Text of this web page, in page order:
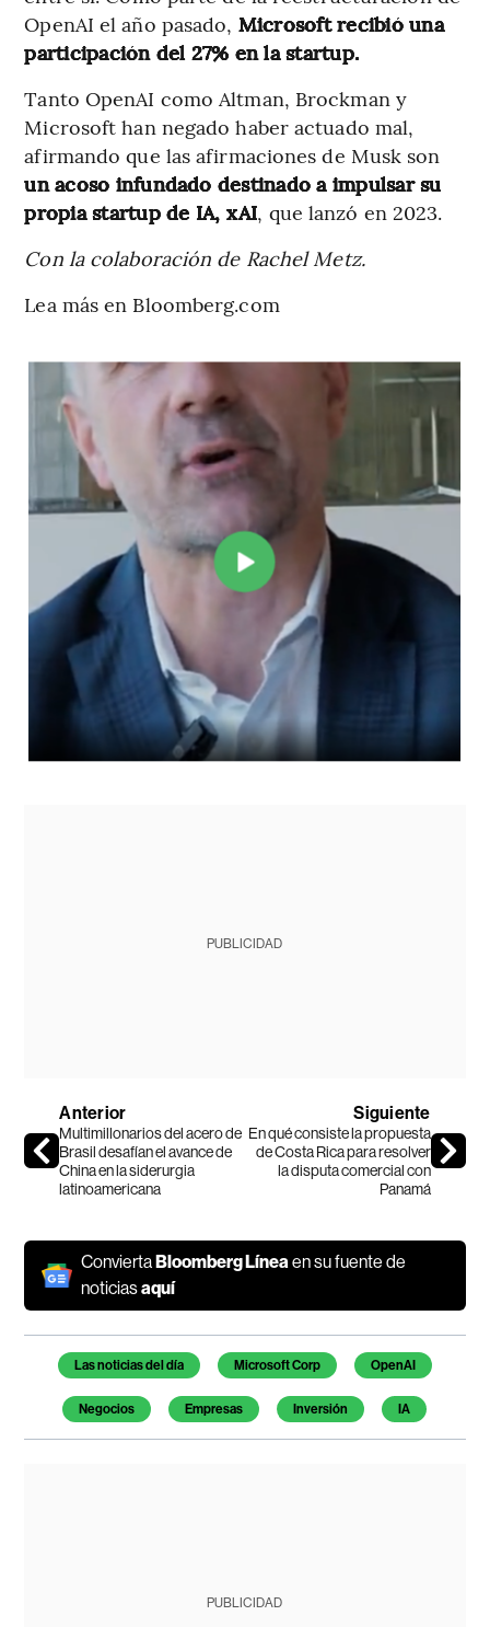
OpenAI el año pasado, Microsoft recibió una
participación del 27% en la startup.
Tanto OpenAI como Altman, Brockman y
Microsoft han negado haber actuado mal,
afirmando que las afirmaciones de Musk son
un acoso infundado destinado a impulsar su
propia startup de IA, xAI, que lanzó en 2023.
Con la colaboración de Rachel Metz.
Lea más en Bloomberg.com
PUBLICIDAD
Anterior
Multimillonarios del acero de
Brasil desafían el avance de
China en la siderurgia
latinoamericana
Siguiente
En qué consiste la propuesta
de Costa Rica para resolver
la disputa comercial con
Panamá
ConviertaBloomberg Líneaen su fuente de
noticiasaquí
Temas de este artículo
Las noticias del día Microsoft Corp OpenAI
Negocios Empresas Inversión IA
PUBLICIDAD